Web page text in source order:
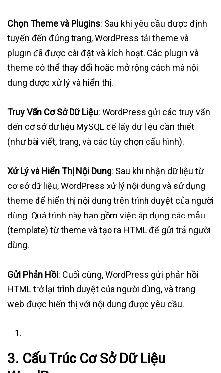
Chọn Theme và Plugins: Sau khi yêu cầu được định
tuyến đến đúng trang, WordPress tải theme và
plugin đã được cài đặt và kích hoạt. Các plugin và
theme có thể thay đổi hoặc mở rộng cách mà nội
dung được xử lý và hiển thị.
Truy Vấn Cơ Sở Dữ Liệu: WordPress gửi các truy vấn
đến cơ sở dữ liệu MySQL để lấy dữ liệu cần thiết
(như bài viết, trang, và các tùy chọn cấu hình).
Xử Lý và Hiển Thị Nội Dung: Sau khi nhận dữ liệu từ
cơ sở dữ liệu, WordPress xử lý nội dung và sử dụng
theme để hiển thị nội dung trên trình duyệt của người
dùng. Quá trình này bao gồm việc áp dụng các mẫu
(template) từ theme và tạo ra HTML để gửi trả người
dùng.
Gửi Phản Hồi: Cuối cùng, WordPress gửi phản hồi
HTML trở lại trình duyệt của người dùng, và trang
web được hiển thị với nội dung được yêu cầu.
3. Cấu Trúc Cơ Sở Dữ Liệu